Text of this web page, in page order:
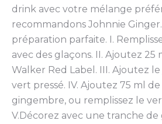
drink avec votre mélange
recommandons Johnnie Ginger.
préparation parfaite. I.
avec des glaçons. II. Ajoutez 25
Walker Red Label. III. Ajoutez
vert pressé. IV. Ajoutez 75 ml
gingembre, ou remplissez le
V.Décorez avec une tranche de